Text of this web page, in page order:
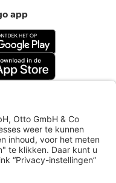
app
limango.de limango.pl